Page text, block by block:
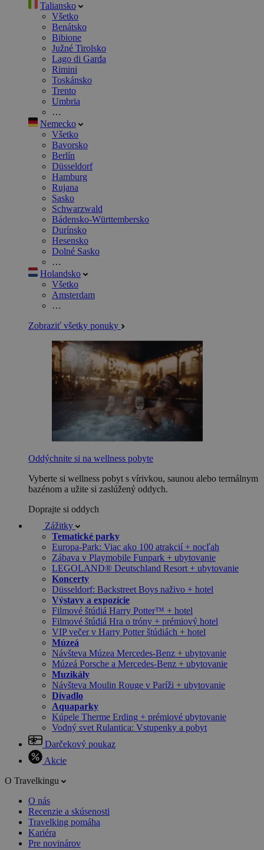
Taliansko
Všetko
Benátsko
Bibione
Južné Tirolsko
Lago di Garda
Rimini
Toskánsko
Trento
Umbria
…
Nemecko
Všetko
Bavorsko
Berlín
Düsseldorf
Hamburg
Rujana
Sasko
Schwarzwald
Bádensko-Württembersko
Durínsko
Hesensko
Dolné Sasko
…
Holandsko
Všetko
Amsterdam
…
Zobraziť všetky ponuky
Oddýchnite si na wellness pobyte
Vyberte si wellness pobyt s vírivkou, saunou alebo termálnym
bazénom a užite si zaslúžený oddych.
Doprajte si oddych
Zážitky
Tematické parky
Europa-Park: Viac ako 100 atrakcií + nocľah
Zábava v Playmobile Funpark + ubytovanie
LEGOLAND® Deutschland Resort + ubytovanie
Koncerty
Düsseldorf: Backstreet Boys naživo + hotel
Výstavy a expozície
Filmové štúdiá Harry Potter™ + hotel
Filmové štúdiá Hra o tróny + prémiový hotel
VIP večer v Harry Potter štúdiách + hotel
Múzeá
Návšteva Múzea Mercedes-Benz + ubytovanie
Múzeá Porsche a Mercedes-Benz + ubytovanie
Muzikály
Návšteva Moulin Rouge v Paríži + ubytovanie
Divadlo
Aquaparky
Kúpele Therme Erding + prémiové ubytovanie
Vodný svet Rulantica: Vstupenky a pobyt
Darčekový poukaz
Akcie
O Travelkingu
O nás
Recenzie a skúsenosti
Travelking pomáha
Kariéra
Pre novinárov